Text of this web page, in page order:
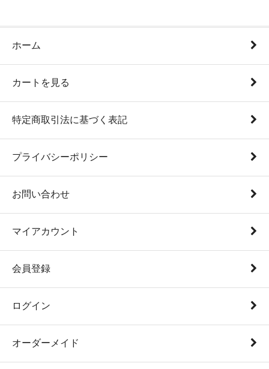
ホーム
カートを見る
特定商取引法に基づく表記
プライバシーポリシー
お問い合わせ
マイアカウント
会員登録
ログイン
オーダーメイド